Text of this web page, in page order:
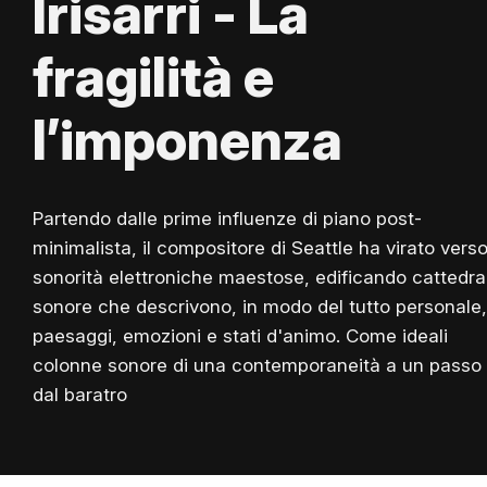
Irisarri - La
fragilità e
l’imponenza
Partendo dalle prime influenze di piano post-
minimalista, il compositore di Seattle ha virato verso
sonorità elettroniche maestose, edificando
sonore che descrivono, in modo del tutto personale,
paesaggi, emozioni e stati d'animo. Come ideali
colonne sonore di una contemporaneità a un passo
dal baratro